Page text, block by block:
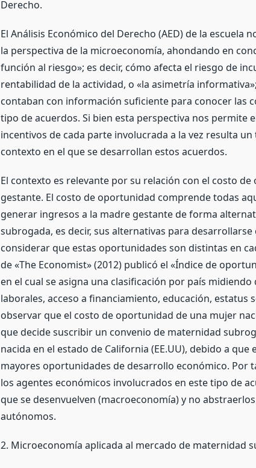
Derecho.
El Análisis Económico del Derecho (AED) de la escuela
la perspectiva de la microeconomía, ahondando en
función al riesgo»; es decir, cómo afecta el riesgo de
rentabilidad de la actividad, o «la asimetría
contaban con información suficiente para conocer las
tipo de acuerdos. Si bien esta perspectiva nos permite
incentivos de cada parte involucrada a la vez resulta
contexto en el que se desarrollan estos acuerdos.
El contexto es relevante por su relación con el costo
gestante. El costo de oportunidad comprende todas
generar ingresos a la madre gestante de forma
subrogada, es decir, sus alternativas para
considerar que estas oportunidades son distintas en
de «The Economist» (2012) publicó el «Índice de
en el cual se asigna una clasificación por país
laborales, acceso a financiamiento, educación, estatus
observar que el costo de oportunidad de una mujer
que decide suscribir un convenio de maternidad
nacida en el estado de California (EE.UU), debido a
mayores oportunidades de desarrollo económico. Por
los agentes económicos involucrados en este tipo de
que se desenvuelven (macroeconomía) y no
autónomos.
2. Microeconomía aplicada al mercado de maternidad